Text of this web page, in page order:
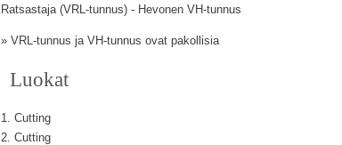
Ratsastaja (VRL-tunnus) - Hevonen VH-tunnus
» VRL-tunnus ja VH-tunnus ovat pakollisia
Luokat
1. Cutting
2. Cutting